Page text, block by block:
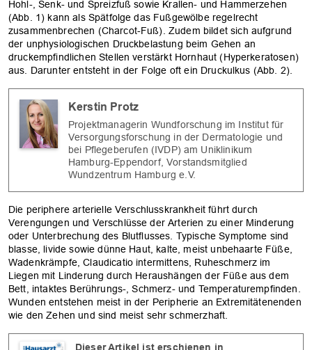
Hohl-, Senk- und Spreizfuß sowie Krallen- und Hammerzehen
(Abb. 1) kann als Spätfolge das Fußgewölbe regelrecht
zusammenbrechen (Charcot-Fuß). Zudem bildet sich aufgrund
der unphysiologischen Druckbelastung beim Gehen an
druckempfindlichen Stellen verstärkt Hornhaut (Hyperkeratosen)
aus. Darunter entsteht in der Folge oft ein Druckulkus (Abb. 2).
Kerstin Protz
Projektmanagerin Wundforschung im Institut für
Versorgungsforschung in der Dermatologie und
bei Pflegeberufen (IVDP) am Uniklinikum
Hamburg-Eppendorf, Vorstandsmitglied
Wundzentrum Hamburg e.V.
Die periphere arterielle Verschlusskrankheit führt durch
Verengungen und Verschlüsse der Arterien zu einer Minderung
oder Unterbrechung des Blutflusses. Typische Symptome sind
blasse, livide sowie dünne Haut, kalte, meist unbehaarte Füße,
Wadenkrämpfe, Claudicatio intermittens, Ruheschmerz im
Liegen mit Linderung durch Heraushängen der Füße aus dem
Bett, intaktes Berührungs-, Schmerz- und Temperaturempfinden.
Wunden entstehen meist in der Peripherie an Extremitätenenden
wie den Zehen und sind meist sehr schmerzhaft.
Dieser Artikel ist erschienen in